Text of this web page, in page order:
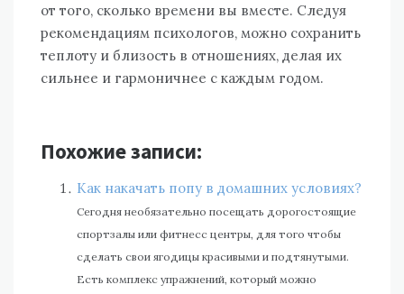
от того, сколько времени вы вместе. Следуя
рекомендациям психологов, можно сохранить
теплоту и близость в отношениях, делая их
сильнее и гармоничнее с каждым годом.
Похожие записи:
Как накачать попу в домашних условиях?
Сегодня необязательно посещать дорогостоящие
спортзалы или фитнесс центры, для того чтобы
сделать свои ягодицы красивыми и подтянутыми.
Есть комплекс упражнений, который можно